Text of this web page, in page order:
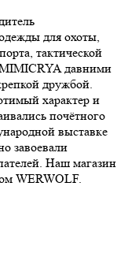
для охоты,
тактической
давними
дружбой.
характер и
почётного
выставке
завоевали
Наш магазин
WERWOLF.